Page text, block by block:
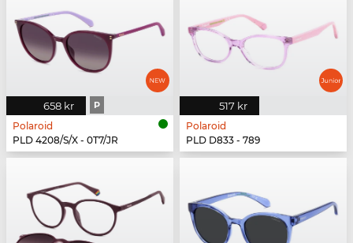
658 kr P
Polaroid
PLD 4208/S/X - 0T7/JR
517 kr
Polaroid
PLD D833 - 789